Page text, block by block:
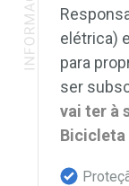
elétrica)
para
ser
vai ter à